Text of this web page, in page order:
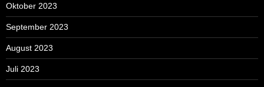
Oktober 2023
September 2023
August 2023
Juli 2023